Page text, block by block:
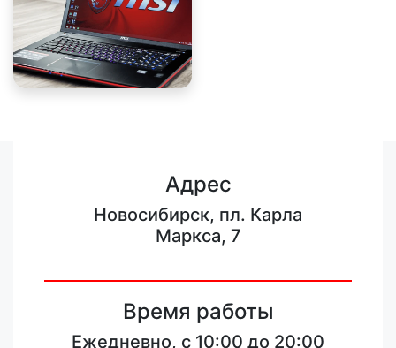
Адрес
Новосибирск, пл. Карла
Маркса, 7
Время работы
Ежедневно, с 10:00 до 20:00